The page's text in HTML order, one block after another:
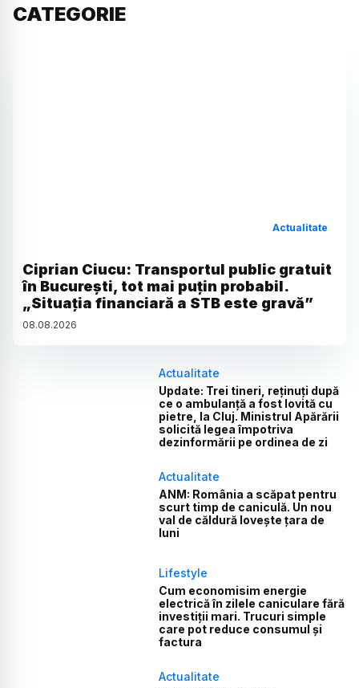
CATEGORIE
Actualitate
Ciprian Ciucu: Transportul public gratuit
în București, tot mai puțin probabil.
„Situația financiară a STB este gravă”
08.08.2026
Actualitate
Update: Trei tineri, reținuți după
ce o ambulanță a fost lovită cu
pietre, la Cluj. Ministrul Apărării
solicită legea împotriva
dezinformării pe ordinea de zi
Actualitate
ANM: România a scăpat pentru
scurt timp de caniculă. Un nou
val de căldură lovește țara de
luni
Lifestyle
Cum economisim energie
electrică în zilele caniculare fără
investiții mari. Trucuri simple
care pot reduce consumul și
factura
Actualitate